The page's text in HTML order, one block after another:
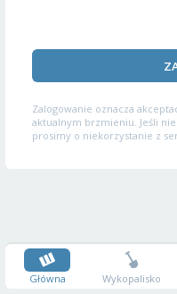
Zalogowanie oznacza
aktualnym brzmieniu. Jeśli
prosimy o niekorzystanie z
Główna Wykopalisko